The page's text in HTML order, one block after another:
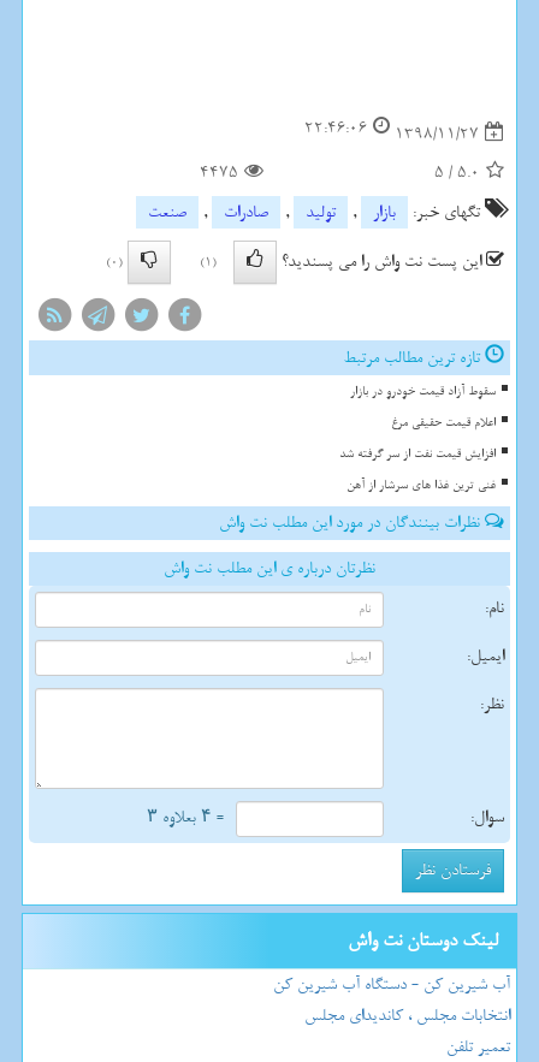
1398/11/27
22:46:06
5.0
/
5
4475
تگهای خبر:
بازار , تولید , صادرات ,
صنعت
این پست نت واش را می پسندید؟
(1)
(0)
تازه ترین مطالب مرتبط
سقوط آزاد قیمت خودرو در بازار
اعلام قیمت حقیقی مرغ
افزایش قیمت نفت از سر گرفته شد
غنی ترین غذا های سرشار از آهن
نظرات بینندگان در مورد این مطلب نت واش
نظرتان درباره ی این مطلب نت واش
نام:
ایمیل:
نظر:
سوال: = ۴ بعلاوه ۳
لینک دوستان نت واش
آب شیرین کن - دستگاه آب شیرین کن
انتخابات مجلس ، کاندیدای مجلس
تعمیر تلفن